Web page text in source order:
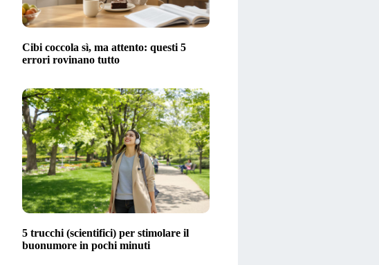
Cibi coccola sì, ma attento: questi 5
errori rovinano tutto
5 trucchi (scientifici) per stimolare il
buonumore in pochi minuti